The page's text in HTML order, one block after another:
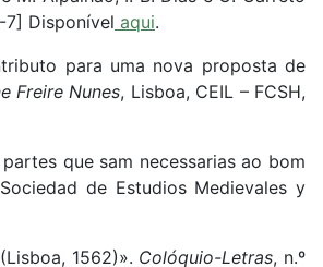
7] Disponível aqui.
para uma nova proposta de
Freire Nunes, Lisboa, CEIL – FCSH,
que sam necessarias ao bom
de Estudios Medievales y
1562)». Colóquio-Letras, n.º